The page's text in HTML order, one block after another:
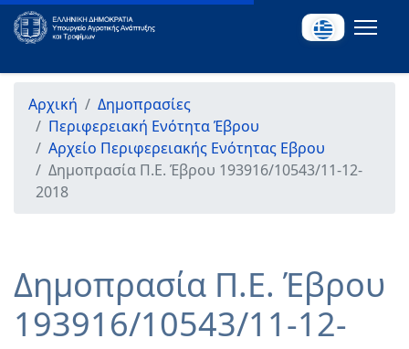
Αρχική
Δημοπρασίες
Περιφερειακή Ενότητα Έβρου
Αρχείο Περιφερειακής Ενότητας Εβρου
Δημοπρασία Π.Ε. Έβρου 193916/10543/11-12-
2018
Δημοπρασία Π.Ε. Έβρου
193916/10543/11-12-